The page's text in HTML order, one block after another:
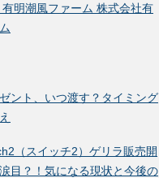
明潮風ファーム 株式会社有
ント、いつ渡す？タイミング
（スイッチ2）ゲリラ販売開
目？！気になる現状と今後の